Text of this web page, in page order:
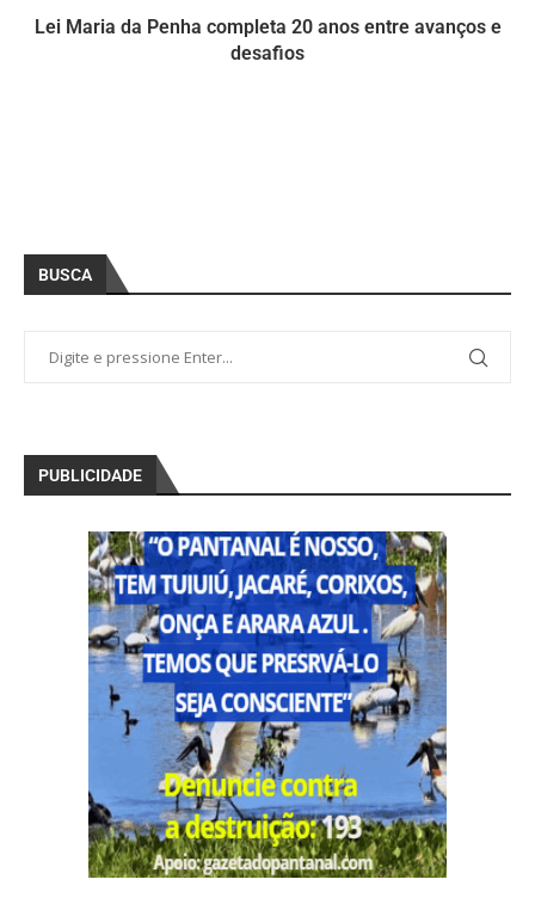
Lei Maria da Penha completa 20 anos entre avanços e
desafios
BUSCA
PUBLICIDADE